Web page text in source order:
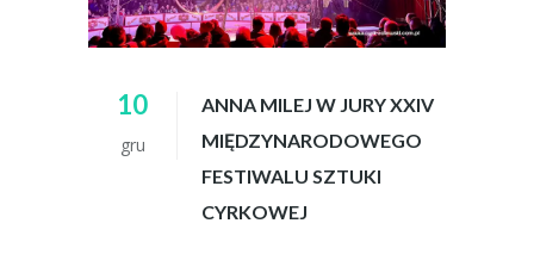
10
gru
ANNA MILEJ W JURY XXIV
MIĘDZYNARODOWEGO
FESTIWALU SZTUKI
CYRKOWEJ